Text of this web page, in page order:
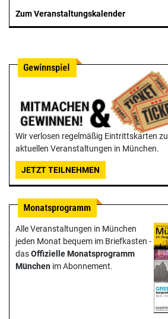
Zum Veranstaltungskalender
Wir verlosen regelmäßig Eintrittskarten zu
aktuellen Veranstaltungen in München.
JETZT TEILNEHMEN
Alle Veranstaltungen in München
jeden Monat bequem im Briefkasten -
dasOffizielle Monats­programm
München im Abonnement.